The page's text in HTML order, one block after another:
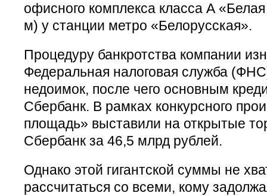
офисного комплекса класса А
м) у станции метро «Белорусская».
Процедуру банкротства компании
Федеральная налоговая служба
недоимок, после чего основным
Сбербанк. В рамках конкурсного
площадь» выставили на открытые
Сбербанк за 46,5 млрд рублей.
Однако этой гигантской суммы не
рассчитаться со всеми, кому